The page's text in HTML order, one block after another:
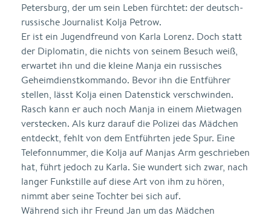
Petersburg, der um sein Leben fürchtet: der deutsch-
russische Journalist Kolja Petrow.
Er ist ein Jugendfreund von Karla Lorenz. Doch statt
der Diplomatin, die nichts von seinem Besuch weiß,
erwartet ihn und die kleine Manja ein russisches
Geheimdienstkommando. Bevor ihn die Entführer
stellen, lässt Kolja einen Datenstick verschwinden.
Rasch kann er auch noch Manja in einem Mietwagen
verstecken. Als kurz darauf die Polizei das Mädchen
entdeckt, fehlt von dem Entführten jede Spur. Eine
Telefonnummer, die Kolja auf Manjas Arm geschrieben
hat, führt jedoch zu Karla. Sie wundert sich zwar, nach
langer Funkstille auf diese Art von ihm zu hören,
nimmt aber seine Tochter bei sich auf.
Während sich ihr Freund Jan um das Mädchen